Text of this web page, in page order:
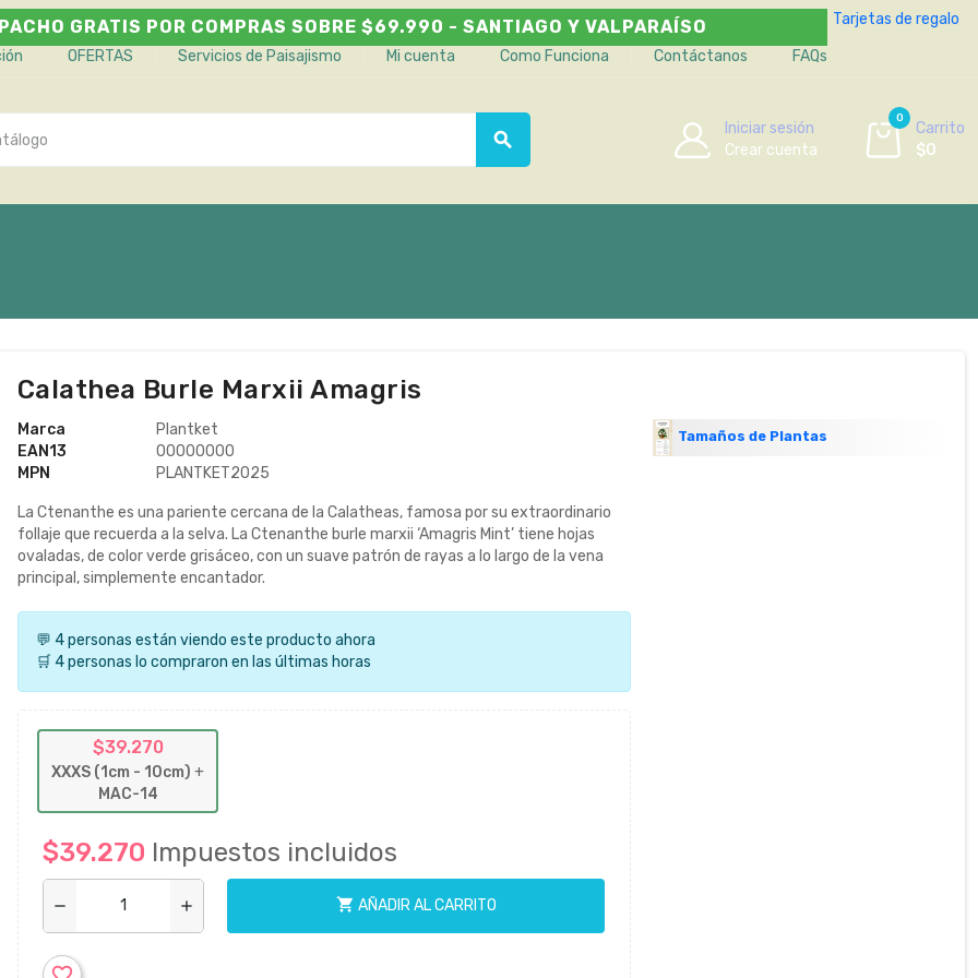
GRATIS POR COMPRAS SOBRE $69.990 - SANTIAGO Y VALPARAÍSO
OFERTAS Servicios de Paisajismo Mi cuenta Como Funciona Contáctanos FAQs
Tarjetas de regalo
search
Iniciar sesión
Crear cuenta
0
Carrito
$0
Calathea Burle Marxii Amagris
Marca
Plantket
EAN13
00000000
MPN
PLANTKET2025
La Ctenanthe es una pariente cercana de la Calatheas, famosa por su extraordinario
follaje que recuerda a la selva. La Ctenanthe burle marxii ‘Amagris Mint’ tiene hojas
ovaladas, de color verde grisáceo, con un suave patrón de rayas a lo largo de la vena
principal, simplemente encantador.
💬 4 personas están viendo este producto ahora
🛒 4 personas lo compraron en las últimas horas
$39.270
XXXS (1cm - 10cm) +
MAC-14
$39.270 Impuestos incluidos
remove add shopping_cart AÑADIR AL CARRITO
Tamaños de Plantas